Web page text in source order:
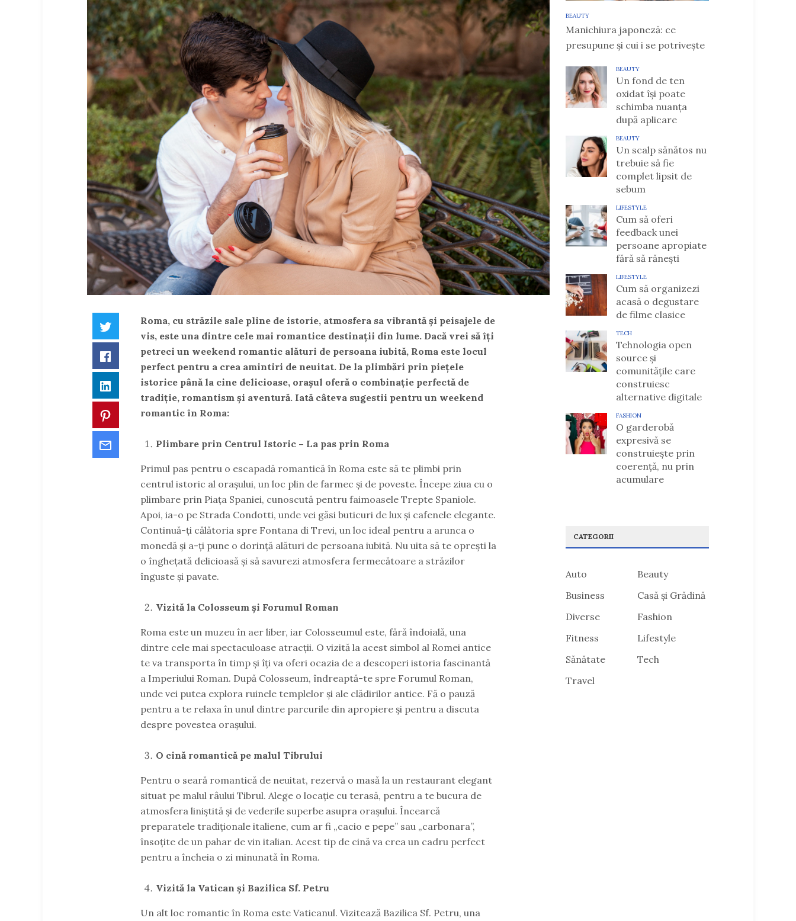
Twitter
Facebook
LinkedIn
Pinterest
Roma, cu străzile sale pline de istorie, atmosfera sa vibrantă și peisajele de
vis, este una dintre cele mai romantice destinații din lume. Dacă vrei să îți
petreci un weekend romantic alături de persoana iubită, Roma este locul
perfect pentru a crea amintiri de neuitat. De la plimbări prin piețele
istorice până la cine delicioase, orașul oferă o combinație perfectă de
tradiție, romantism și aventură. Iată câteva sugestii pentru un weekend
romantic în Roma:
Plimbare prin Centrul Istoric – La pas prin Roma
Primul pas pentru o escapadă romantică în Roma este să te plimbi prin
centrul istoric al orașului, un loc plin de farmec și de poveste. Începe ziua cu o
plimbare prin Piața Spaniei, cunoscută pentru faimoasele Trepte Spaniole.
Apoi, ia-o pe Strada Condotti, unde vei găsi buticuri de lux și cafenele elegante.
Continuă-ți călătoria spre Fontana di Trevi, un loc ideal pentru a arunca o
monedă și a-ți pune o dorință alături de persoana iubită. Nu uita să te oprești la
o înghețată delicioasă și să savurezi atmosfera fermecătoare a străzilor
înguste și pavate.
Vizită la Colosseum și Forumul Roman
Roma este un muzeu în aer liber, iar Colosseumul este, fără îndoială, una
dintre cele mai spectaculoase atracții. O vizită la acest simbol al Romei antice
te va transporta în timp și îți va oferi ocazia de a descoperi istoria fascinantă
a Imperiului Roman. După Colosseum, îndreaptă-te spre Forumul Roman,
unde vei putea explora ruinele templelor și ale clădirilor antice. Fă o pauză
pentru a te relaxa în unul dintre parcurile din apropiere și pentru a discuta
despre povestea orașului.
O cină romantică pe malul Tibrului
Pentru o seară romantică de neuitat, rezervă o masă la un restaurant elegant
situat pe malul râului Tibrul. Alege o locație cu terasă, pentru a te bucura de
atmosfera liniștită și de vederile superbe asupra orașului. Încearcă
preparatele tradiționale italiene, cum ar fi „cacio e pepe” sau „carbonara”,
însoțite de un pahar de vin italian. Acest tip de cină va crea un cadru perfect
pentru a încheia o zi minunată în Roma.
Vizită la Vatican și Bazilica Sf. Petru
Un alt loc romantic în Roma este Vaticanul. Vizitează Bazilica Sf. Petru, una
BEAUTY
Manichiura japoneză: ce
presupune și cui i se potrivește
BEAUTY
Un fond de ten
oxidat își poate
schimba nuanța
după aplicare
BEAUTY
Un scalp sănătos nu
trebuie să fie
complet lipsit de
sebum
LIFESTYLE
Cum să oferi
feedback unei
persoane apropiate
fără să rănești
LIFESTYLE
Cum să organizezi
acasă o degustare
de filme clasice
TECH
Tehnologia open
source și
comunitățile care
construiesc
alternative digitale
FASHION
O garderobă
expresivă se
construiește prin
coerență, nu prin
acumulare
CATEGORII
Auto
Beauty
Business
Casă și Grădină
Diverse
Fashion
Fitness
Lifestyle
Sănătate
Tech
Travel